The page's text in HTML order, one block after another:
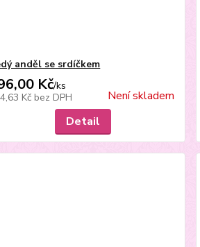
anděl se srdíčkem
Kč/ks
Kč bez DPH
Není skladem
Detail